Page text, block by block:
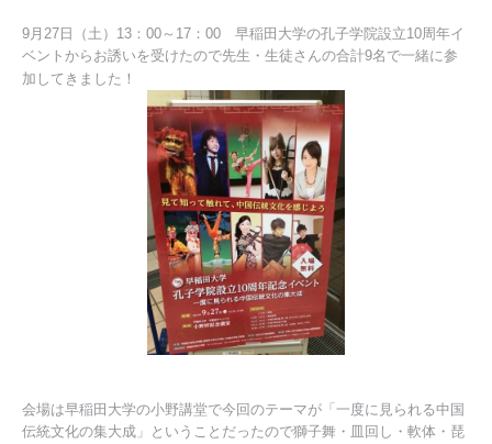
9月27日（土）13：00～17：00 早稲田大学の孔子学院設立10周年イ
ベントからお誘いを受けたので先生・生徒さんの合計9名で一緒に参
加してきました！
会場は早稲田大学の小野講堂で今回のテーマが「一度に見られる中国
伝統文化の集大成」ということだったので獅子舞・皿回し・軟体・琵